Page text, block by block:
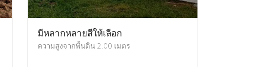
มีหลากหลายสีให้เลือก
ความสูงจากพื้นดิน 2.00 เมตร